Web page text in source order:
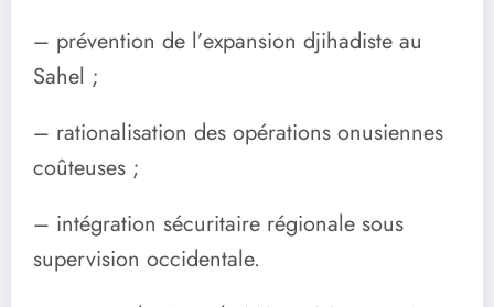
– prévention de l’expansion djihadiste au
Sahel ;
– rationalisation des opérations onusiennes
coûteuses ;
– intégration sécuritaire régionale sous
supervision occidentale.